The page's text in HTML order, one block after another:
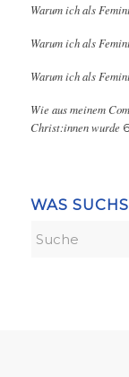
Warum ich als
Warum ich als
Warum ich als
Wie aus meinem
Christ:innen wurde
WAS